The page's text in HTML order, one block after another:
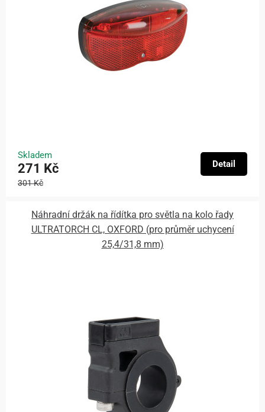
Skladem
271 Kč
301 Kč
Detail
Náhradní držák na řídítka pro světla na kolo řady
ULTRATORCH CL, OXFORD (pro průměr uchycení
25,4/31,8 mm)